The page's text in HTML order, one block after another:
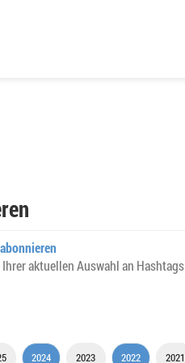
Ihrer aktuellen Auswahl an Hashtags
2024 2023 2022 2021